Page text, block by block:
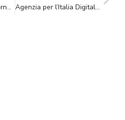
Corso formazione/aggiornamento Ancona – giovedì 16.10.2014 Agenzia per l’Italia Digitale: Circolare 66 del 4 settembre 2014